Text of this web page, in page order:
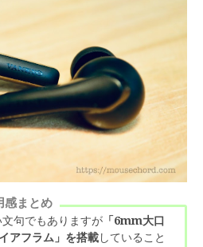
感まとめ
句でもありますが 「6mm大口
アフラム」を搭載していること